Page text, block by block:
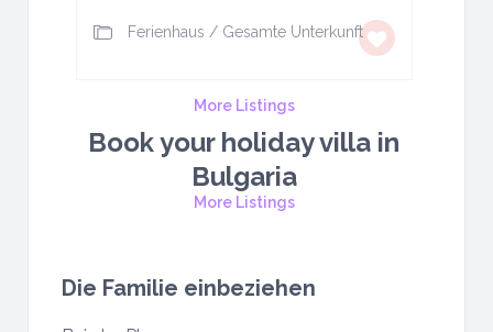
Ferienhaus / Gesamte Unterkunft
More Listings
Book your holiday villa in
Bulgaria
More Listings
Die Familie einbeziehen